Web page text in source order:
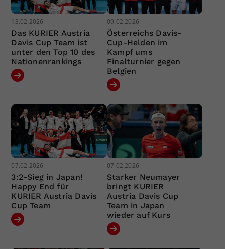
13.02.2026
Das KURIER Austria
Davis Cup Team ist
unter den Top 10 des
Nationenrankings
09.02.2026
Österreichs Davis-
Cup-Helden im
Kampf ums
Finalturnier gegen
Belgien
07.02.2026
3:2-Sieg in Japan!
Happy End für
KURIER Austria Davis
Cup Team
07.02.2026
Starker Neumayer
bringt KURIER
Austria Davis Cup
Team in Japan
wieder auf Kurs